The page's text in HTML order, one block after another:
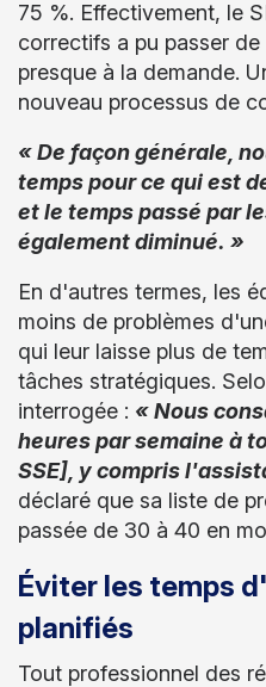
75 %. Effectivement, le
correctifs a pu passer de
presque à la demande.
nouveau processus de
« De façon générale,
temps pour ce qui est
et le temps passé par
également diminué. »
En d'autres termes, les
moins de problèmes
qui leur laisse plus de
tâches stratégiques.
interrogée : « Nous
heures par semaine à
SSE], y compris
déclaré que sa liste de
passée de 30 à 40 en
Éviter les temps
planifiés
Tout professionnel des